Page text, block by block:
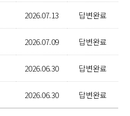
2026.07.13 답변완료
불편사항 개선요구
2026.07.09 답변완료
일입장 건의2026.06.30 답변완료
수영장 운영 제안
2026.06.30 답변완료